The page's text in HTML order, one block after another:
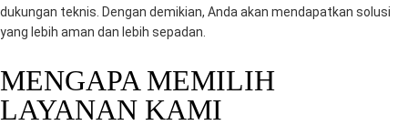
dukungan teknis. Dengan demikian, Anda akan mendapatkan solusi
yang lebih aman dan lebih sepadan.
MENGAPA MEMILIH
LAYANAN KAMI